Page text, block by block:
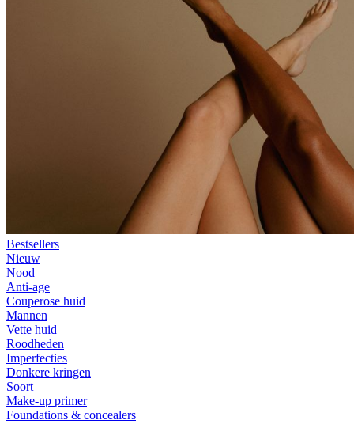
Bestsellers
Nieuw
Nood
Anti-age
Couperose huid
Mannen
Vette huid
Roodheden
Imperfecties
Donkere kringen
Soort
Make-up primer
Foundations & concealers